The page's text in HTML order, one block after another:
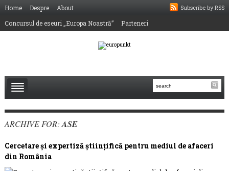
Subscribe by RSS
Home Despre
About
Concursul de eseuri „Europa Noastră”
Parteneri
ARCHIVE FOR: ASE
Cercetare şi expertiză științifică pentru mediul de afaceri
din România